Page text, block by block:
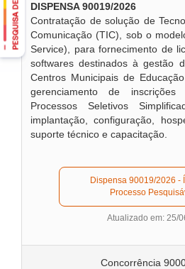
DISPENSA 90019/2026
Contratação de solução de
Comunicação (TIC), sob o
Service), para fornecimento de
softwares destinados à gestão
Centros Municipais de
gerenciamento de
Processos Seletivos
implantação, configuração,
suporte técnico e capacitação.
Processo
Atualizado em: 25/
Concorrência